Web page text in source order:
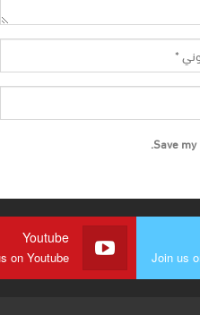
Save
Join us
Youtube